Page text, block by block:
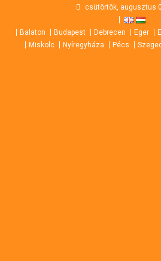
content
csütörtök, augusztus
Balaton Budapest Debrecen Eger
Miskolc
Nyíregyháza Pécs Szeged